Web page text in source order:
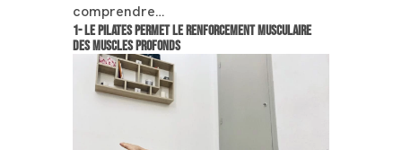
comprendre…
1- Le Pilates permet lerenforcement musculaire
des muscles profonds